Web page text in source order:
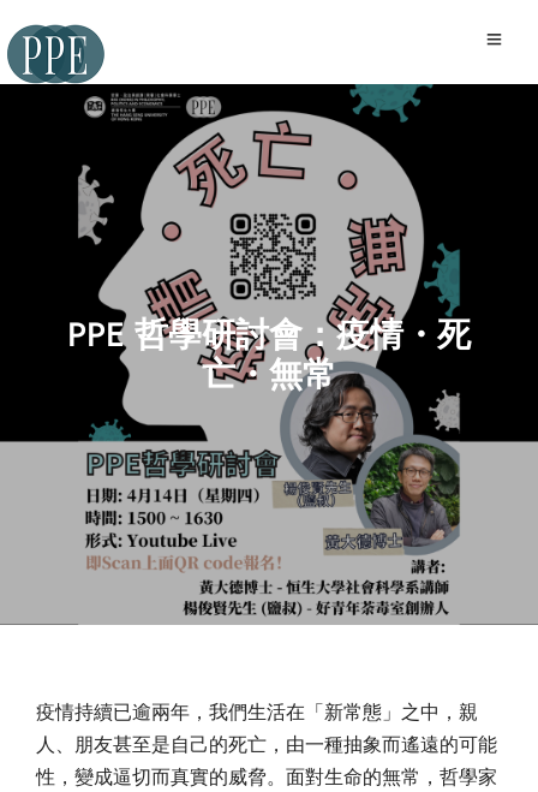
PPE 哲學研討會：疫情・死
亡・無常
疫情持續已逾兩年，我們生活在「新常態」之中，親
人、 朋友甚至是自己的死亡，由一種抽象而遙遠的可能
性， 變成逼切而真實的威脅。面對生命的無常， 哲學家